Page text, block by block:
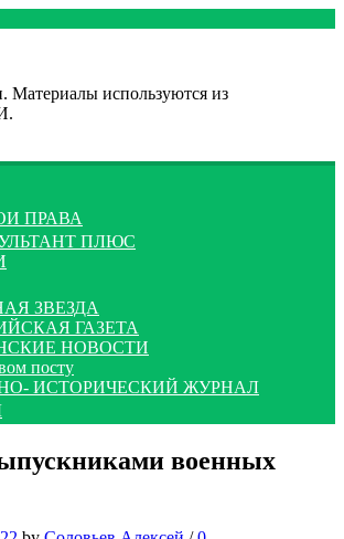
Материалы используются из
ПРАВА
ПЛЮС
ЗВЕЗДА
ГАЗЕТА
НОВОСТИ
посту
ИСТОРИЧЕСКИЙ ЖУРНАЛ
военных